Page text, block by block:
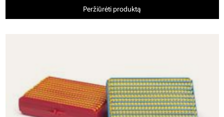
Peržiūrėti produktą